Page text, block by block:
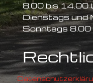
8.00 bis 14.00
Dienstags und
Sonntags 8.00